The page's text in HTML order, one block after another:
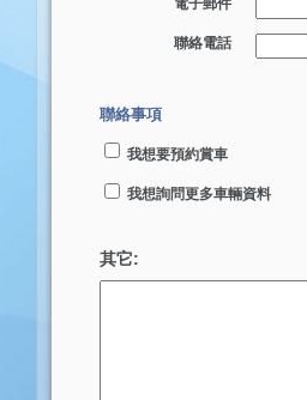
電子郵件
聯絡電話
聯絡事項
我想要預約賞車
我想詢問更多車輛資料
其它: